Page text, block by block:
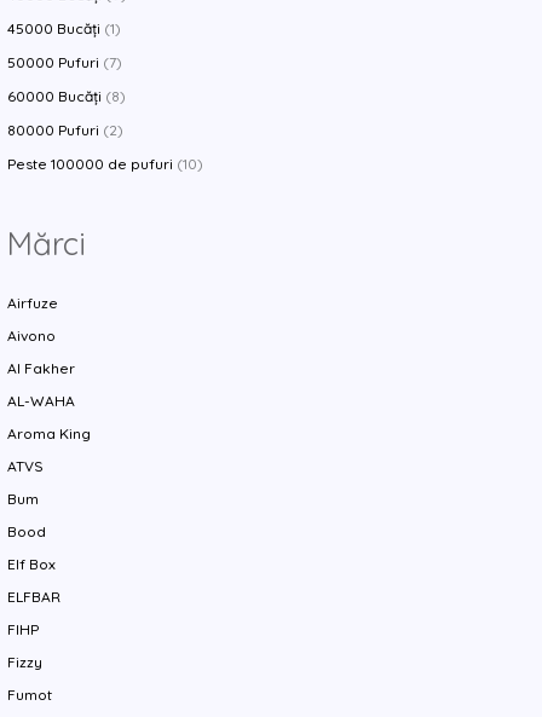
45000 Bucăți (1)
50000 Pufuri (7)
60000 Bucăți (8)
80000 Pufuri (2)
Peste 100000 de pufuri (10)
Mărci
Airfuze
Aivono
Al Fakher
AL-WAHA
Aroma King
ATVS
Bum
Bood
Elf Box
ELFBAR
FIHP
Fizzy
Fumot